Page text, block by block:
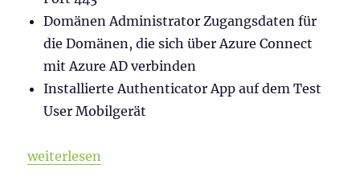
Domänen Administrator Zugangsdaten für
die Domänen, die sich über Azure Connect
mit Azure AD verbinden
Installierte Authenticator App auf dem Test
User Mobilgerät
„SAML Authentifizierung zwischen Citrix &
weiterlesen